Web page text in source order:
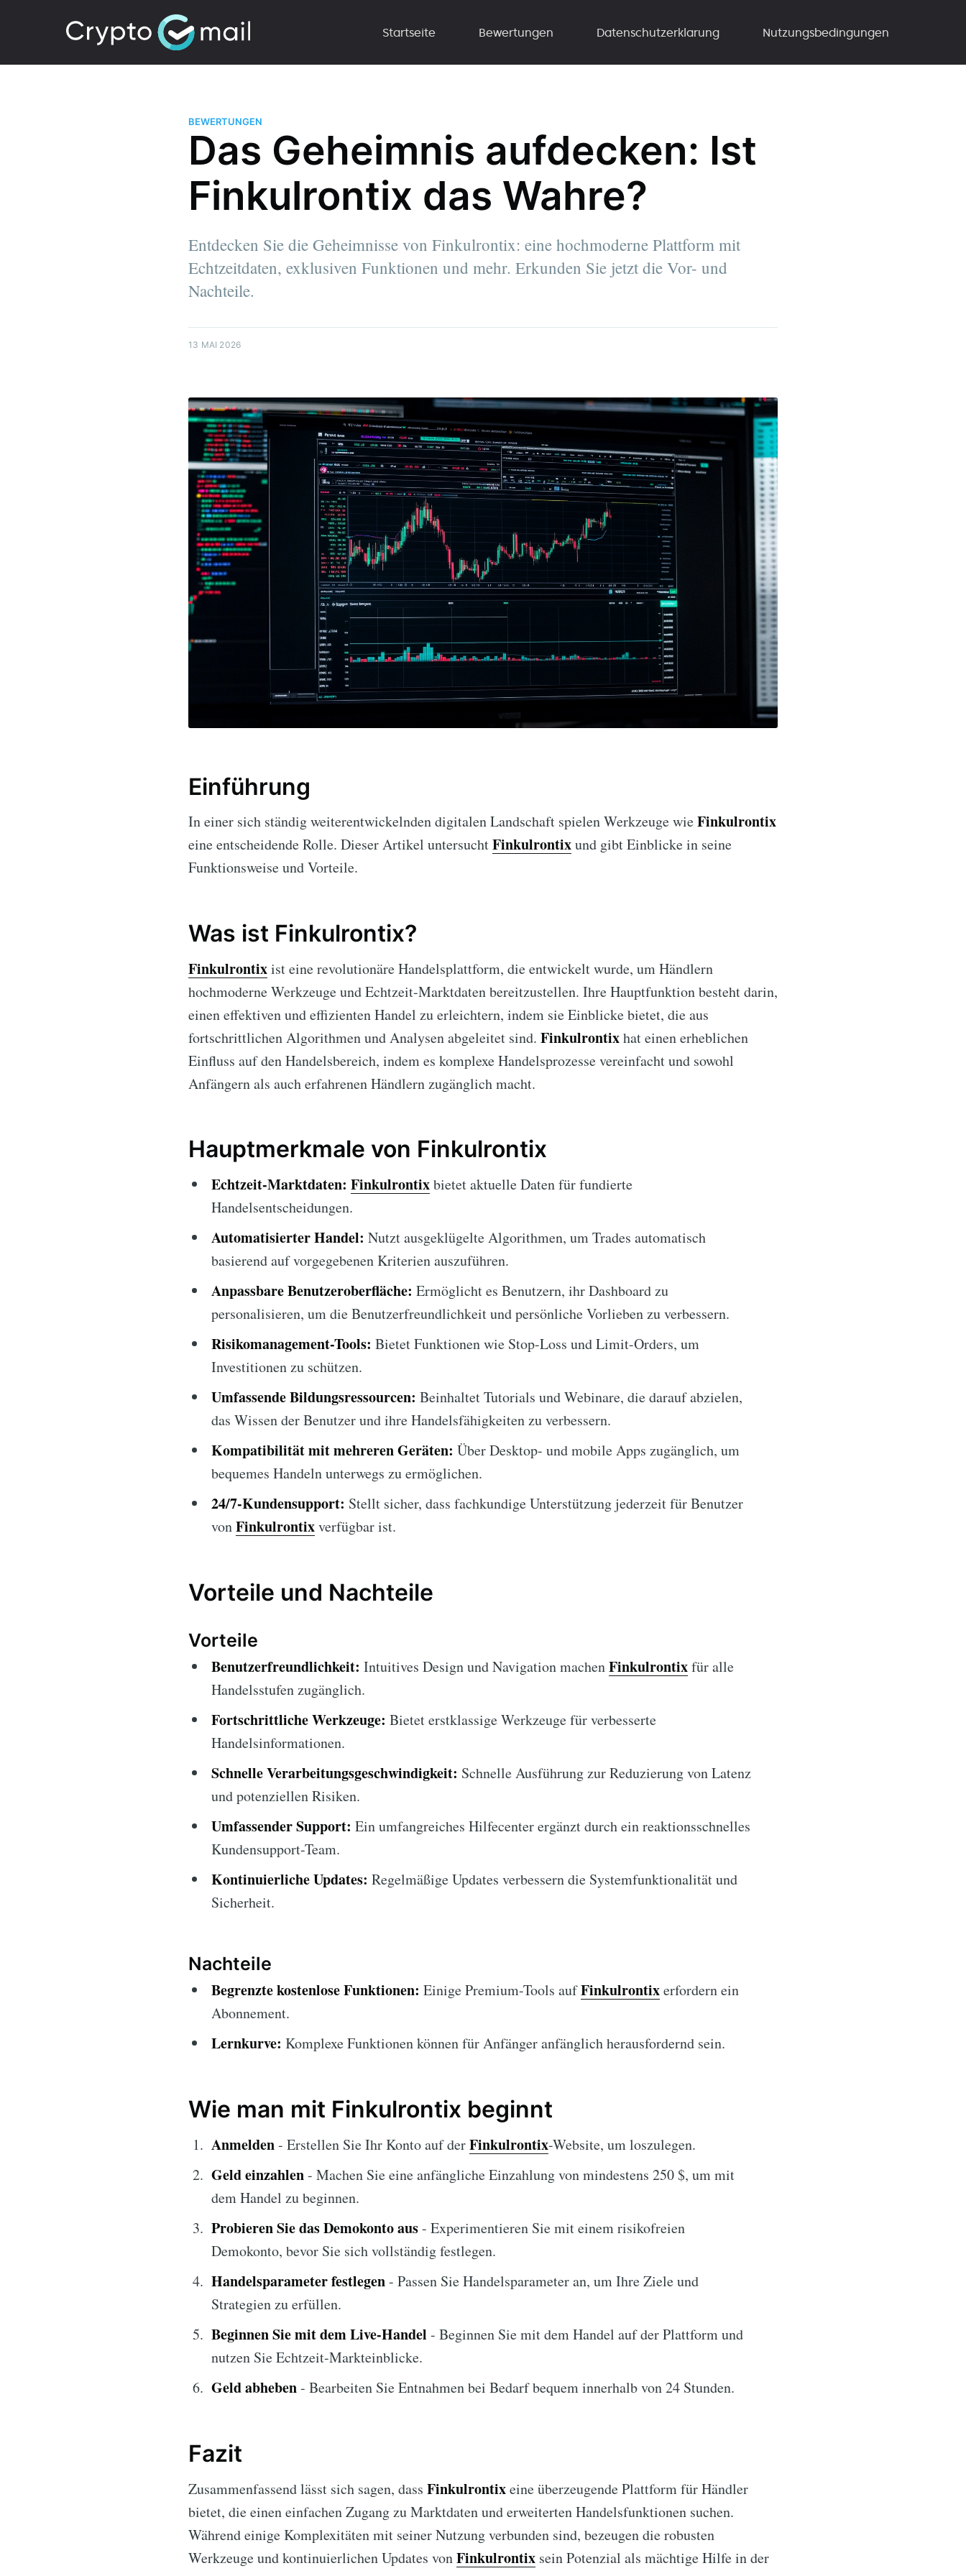
Startseite Bewertungen Datenschutzerklarung Nutzungsbedingungen
BEWERTUNGEN
Das Geheimnis aufdecken: Ist
Finkulrontix das Wahre?
Entdecken Sie die Geheimnisse von Finkulrontix: eine hochmoderne Plattform mit
Echtzeitdaten, exklusiven Funktionen und mehr. Erkunden Sie jetzt die Vor- und
Nachteile.
13 MAI 2026
Einführung
In einer sich ständig weiterentwickelnden digitalen Landschaft spielen Werkzeuge wieFinkulrontix
eine entscheidende Rolle. Dieser Artikel untersuchtFinkulrontixund gibt Einblicke in seine
Funktionsweise und Vorteile.
Was ist Finkulrontix?
Finkulrontixist eine revolutionäre Handelsplattform, die entwickelt wurde, um Händlern
hochmoderne Werkzeuge und Echtzeit-Marktdaten bereitzustellen. Ihre Hauptfunktion besteht darin,
einen effektiven und effizienten Handel zu erleichtern, indem sie Einblicke bietet, die aus
fortschrittlichen Algorithmen und Analysen abgeleitet sind. Finkulrontixhat einen erheblichen
Einfluss auf den Handelsbereich, indem es komplexe Handelsprozesse vereinfacht und sowohl
Anfängern als auch erfahrenen Händlern zugänglich macht.
Hauptmerkmale von Finkulrontix
Echtzeit-Marktdaten: Finkulrontixbietet aktuelle Daten für fundierte
Handelsentscheidungen.
Automatisierter Handel: Nutzt ausgeklügelte Algorithmen, um Trades automatisch
basierend auf vorgegebenen Kriterien auszuführen.
Anpassbare Benutzeroberfläche: Ermöglicht es Benutzern, ihr Dashboard zu
personalisieren, um die Benutzerfreundlichkeit und persönliche Vorlieben zu verbessern.
Risikomanagement-Tools: Bietet Funktionen wie Stop-Loss und Limit-Orders, um
Investitionen zu schützen.
Umfassende Bildungsressourcen: Beinhaltet Tutorials und Webinare, die darauf abzielen,
das Wissen der Benutzer und ihre Handelsfähigkeiten zu verbessern.
Kompatibilität mit mehreren Geräten: Über Desktop- und mobile Apps zugänglich, um
bequemes Handeln unterwegs zu ermöglichen.
24/7-Kundensupport: Stellt sicher, dass fachkundige Unterstützung jederzeit für Benutzer
vonFinkulrontixverfügbar ist.
Vorteile und Nachteile
Vorteile
Benutzerfreundlichkeit: Intuitives Design und Navigation machenFinkulrontixfür alle
Handelsstufen zugänglich.
Fortschrittliche Werkzeuge: Bietet erstklassige Werkzeuge für verbesserte
Handelsinformationen.
Schnelle Verarbeitungsgeschwindigkeit: Schnelle Ausführung zur Reduzierung von Latenz
und potenziellen Risiken.
Umfassender Support: Ein umfangreiches Hilfecenter ergänzt durch ein reaktionsschnelles
Kundensupport-Team.
Kontinuierliche Updates: Regelmäßige Updates verbessern die Systemfunktionalität und
Sicherheit.
Nachteile
Begrenzte kostenlose Funktionen: Einige Premium-Tools aufFinkulrontixerfordern ein
Abonnement.
Lernkurve: Komplexe Funktionen können für Anfänger anfänglich herausfordernd sein.
Wie man mit Finkulrontix beginnt
Anmelden- Erstellen Sie Ihr Konto auf derFinkulrontix-Website, um loszulegen.
Geld einzahlen- Machen Sie eine anfängliche Einzahlung von mindestens 250 $, um mit
dem Handel zu beginnen.
Probieren Sie das Demokonto aus- Experimentieren Sie mit einem risikofreien
Demokonto, bevor Sie sich vollständig festlegen.
Handelsparameter festlegen- Passen Sie Handelsparameter an, um Ihre Ziele und
Strategien zu erfüllen.
Beginnen Sie mit dem Live-Handel - Beginnen Sie mit dem Handel auf der Plattform und
nutzen Sie Echtzeit-Markteinblicke.
Geld abheben- Bearbeiten Sie Entnahmen bei Bedarf bequem innerhalb von 24 Stunden.
Fazit
Zusammenfassend lässt sich sagen, dass Finkulrontixeine überzeugende Plattform für Händler
bietet, die einen einfachen Zugang zu Marktdaten und erweiterten Handelsfunktionen suchen.
Während einige Komplexitäten mit seiner Nutzung verbunden sind, bezeugen die robusten
Werkzeuge und kontinuierlichen Updates vonFinkulrontix sein Potenzial als mächtige Hilfe in der